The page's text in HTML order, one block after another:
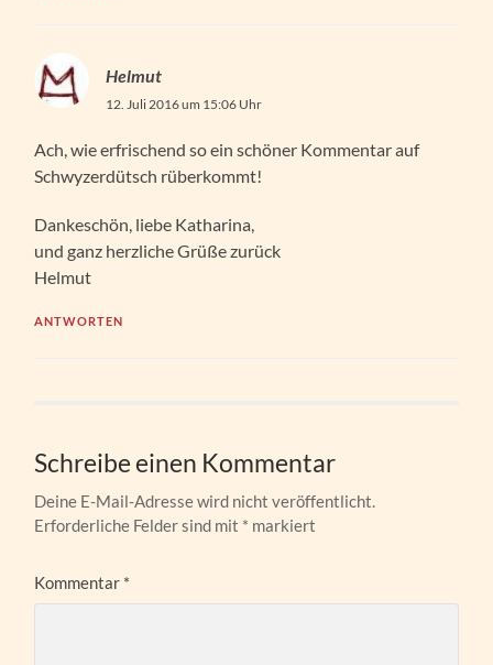
Helmut
12. Juli 2016 um 15:06 Uhr
Ach, wie erfrischend so ein schöner Kommentar auf
Schwyzerdütsch rüberkommt!
Dankeschön, liebe Katharina,
und ganz herzliche Grüße zurück
Helmut
ANTWORTEN
Schreibe einen Kommentar
Deine E-Mail-Adresse wird nicht veröffentlicht.
Erforderliche Felder sind mit * markiert
Kommentar *